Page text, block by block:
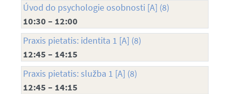
Úvod do psychologie osobnosti [A] (8)
10:30 – 12:00
Praxis pietatis: identita 1 [A] (8)
12:45 – 14:15
Praxis pietatis: služba 1 [A] (8)
12:45 – 14:15